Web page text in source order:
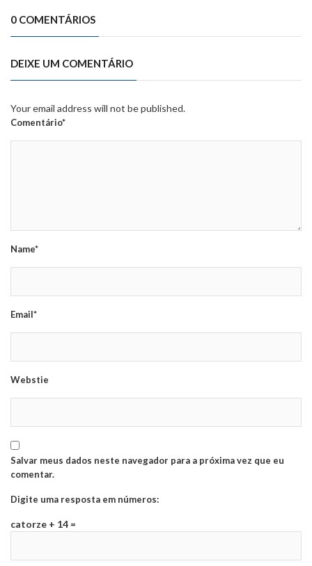
0 COMENTÁRIOS
DEIXE UM COMENTÁRIO
Your email address will not be published.
Comentário*
Name*
Email*
Webstie
Salvar meus dados neste navegador para a próxima vez que eu
comentar.
Digite uma resposta em números:
catorze + 14 =